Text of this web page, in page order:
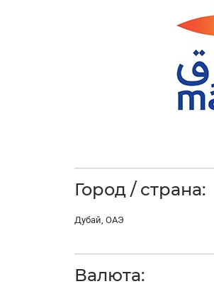
Город / страна:
Дубай, ОАЭ
Валюта: